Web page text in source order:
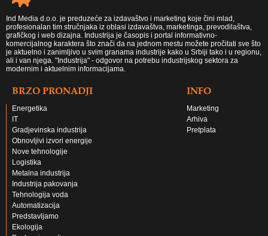
Ind Media d.o.o. je preduzeće za izdavaštvo i marketing koje čini mlad,
profesionalan tim stručnjaka iz oblasi izdavaštva, marketinga, prevodilaštva,
grafičkog i web dizajna. Industrija je časopis i portal informativno-
komercijalnog karaktera što znači da na jednom mestu možete pročitati sve što
je aktuelno i zanimljivo u svim granama industrije kako u Srbiji tako i u regionu,
ali i van njega. "Industrija" - odgovor na potrebu industrijskog sektora za
modernim i aktuelnim informacijama.
BRZO PRONADJI
Energetika
IT
Gradjevinska industrija
Obnovljivi izvori energije
Nove tehnologije
Logistika
Metalna industrija
Industrija pakovanja
Tehnologija voda
Automatizacija
Predstavljamo
Ekologija
INFO
Marketing
Arhiva
Pretplata